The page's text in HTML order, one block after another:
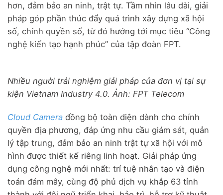
hơn, đảm bảo an ninh, trật tự. Tầm nhìn lâu dài, giải
pháp góp phần thúc đẩy quá trình xây dựng xã hội
số, chính quyền số, từ đó hướng tới mục tiêu “Công
nghệ kiến tạo hạnh phúc” của tập đoàn FPT.
Nhiều người trải nghiệm giải pháp của đơn vị tại sự
kiện Vietnam Industry 4.0. Ảnh: FPT Telecom
Cloud Camera đồng bộ toàn diện dành cho chính
quyền địa phương, đáp ứng nhu cầu giám sát, quản
lý tập trung, đảm bảo an ninh trật tự xã hội với mô
hình được thiết kế riêng linh hoạt. Giải pháp ứng
dụng công nghệ mới nhất: trí tuệ nhân tạo và điện
toán đám mây, cùng độ phủ dịch vụ khắp 63 tỉnh